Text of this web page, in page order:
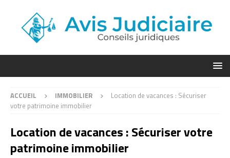
ACCUEIL IMMOBILIER
Location de vacances : Sécuriser
votre patrimoine immobilier
Location de vacances : Sécuriser votre
patrimoine immobilier